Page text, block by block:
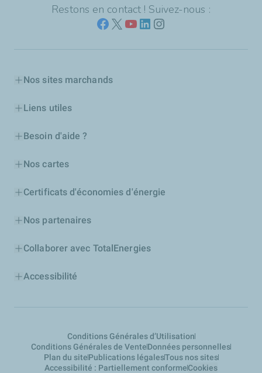
Restons en contact ! Suivez-nous :
Nos sites marchands
Liens utiles
Besoin d'aide ?
Nos cartes
Certificats d'économies d'énergie
Nos partenaires
Collaborer avec TotalEnergies
Accessibilité
Conditions Générales d’Utilisation
Conditions Générales de VenteDonnées personnelles
Plan du sitePublications légalesTous nos sites
Accessibilité : Partiellement conformeCookies